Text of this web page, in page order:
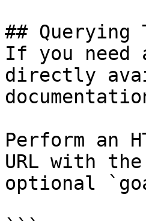
## Querying
If you
directly
Perform an
URL with
optional